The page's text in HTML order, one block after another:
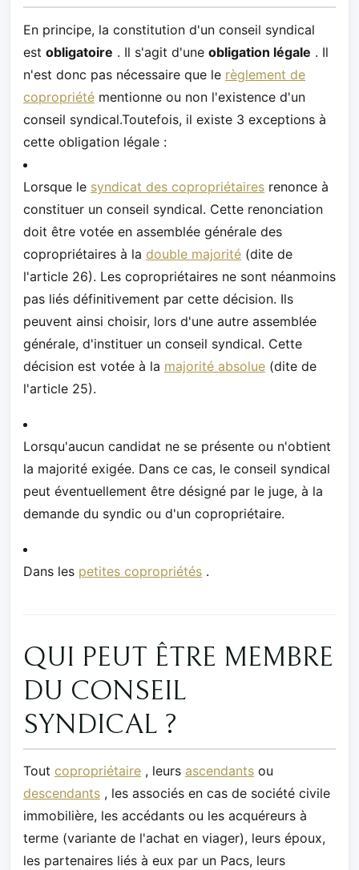
En principe, la constitution d'un conseil syndical
est obligatoire . Il s'agit d'une obligation légale . Il
n'est donc pas nécessaire que le règlement de
copropriété mentionne ou non l'existence d'un
conseil syndical.Toutefois, il existe 3 exceptions à
cette obligation légale :
Lorsque le syndicat des copropriétaires renonce à
constituer un conseil syndical. Cette renonciation
doit être votée en assemblée générale des
copropriétaires à la double majorité (dite de
l'article 26). Les copropriétaires ne sont néanmoins
pas liés définitivement par cette décision. Ils
peuvent ainsi choisir, lors d'une autre assemblée
générale, d'instituer un conseil syndical. Cette
décision est votée à la majorité absolue (dite de
l'article 25).
Lorsqu'aucun candidat ne se présente ou n'obtient
la majorité exigée. Dans ce cas, le conseil syndical
peut éventuellement être désigné par le juge, à la
demande du syndic ou d'un copropriétaire.
Dans les petites copropriétés .
QUI PEUT ÊTRE MEMBRE
DU CONSEIL
SYNDICAL ?
Tout copropriétaire , leurs ascendants ou
descendants , les associés en cas de société civile
immobilière, les accédants ou les acquéreurs à
terme (variante de l'achat en viager), leurs époux,
les partenaires liés à eux par un Pacs, leurs